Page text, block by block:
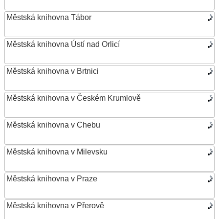
Městská knihovna Tábor
Městská knihovna Ústí nad Orlicí
Městská knihovna v Brtnici
Městská knihovna v Českém Krumlově
Městská knihovna v Chebu
Městská knihovna v Milevsku
Městská knihovna v Praze
Městská knihovna v Přerově